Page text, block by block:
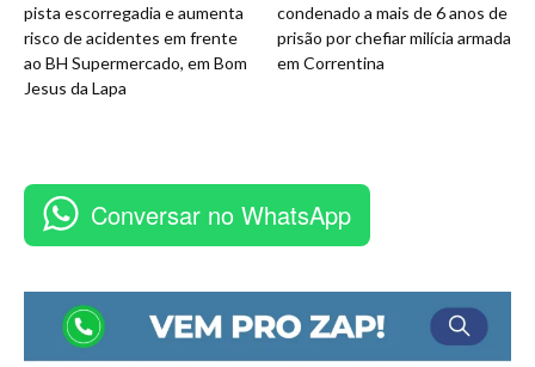
pista escorregadia e aumenta
risco de acidentes em frente
ao BH Supermercado, em Bom
Jesus da Lapa
condenado a mais de 6 anos de
prisão por chefiar milícia armada
em Correntina
Conversar no WhatsApp